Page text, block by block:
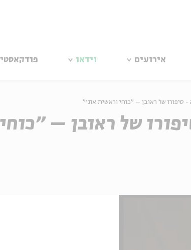
אירועים וידאו
- סיפורו של ראובן – "כוחי וראשית אוני"
של ראובן –